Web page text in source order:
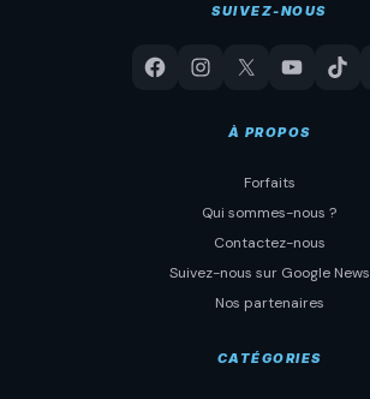
SUIVEZ-NOUS
À PROPOS
Forfaits
Qui sommes-nous ?
Contactez-nous
Suivez-nous sur Google News
Nos partenaires
CATÉGORIES